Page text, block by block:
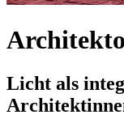
Licht als